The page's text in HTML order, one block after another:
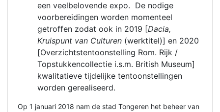
een veelbelovende expo. De nodige
voorbereidingen worden momenteel
getroffen zodat ook in 2019 [Dacia,
Kruispunt van Culturen (werktitel)] en 2020
[Overzichtstentoonstelling Rom. Rijk /
Topstukkencollectie i.s.m. British Museum]
kwalitatieve tijdelijke tentoonstellingen
worden gerealiseerd.
Op 1 januari 2018 nam de stad Tongeren het beheer van